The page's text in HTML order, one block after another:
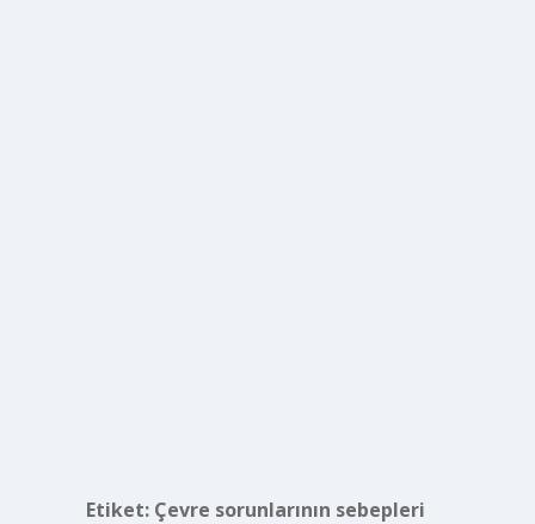
Etiket: Çevre sorunlarının sebepleri